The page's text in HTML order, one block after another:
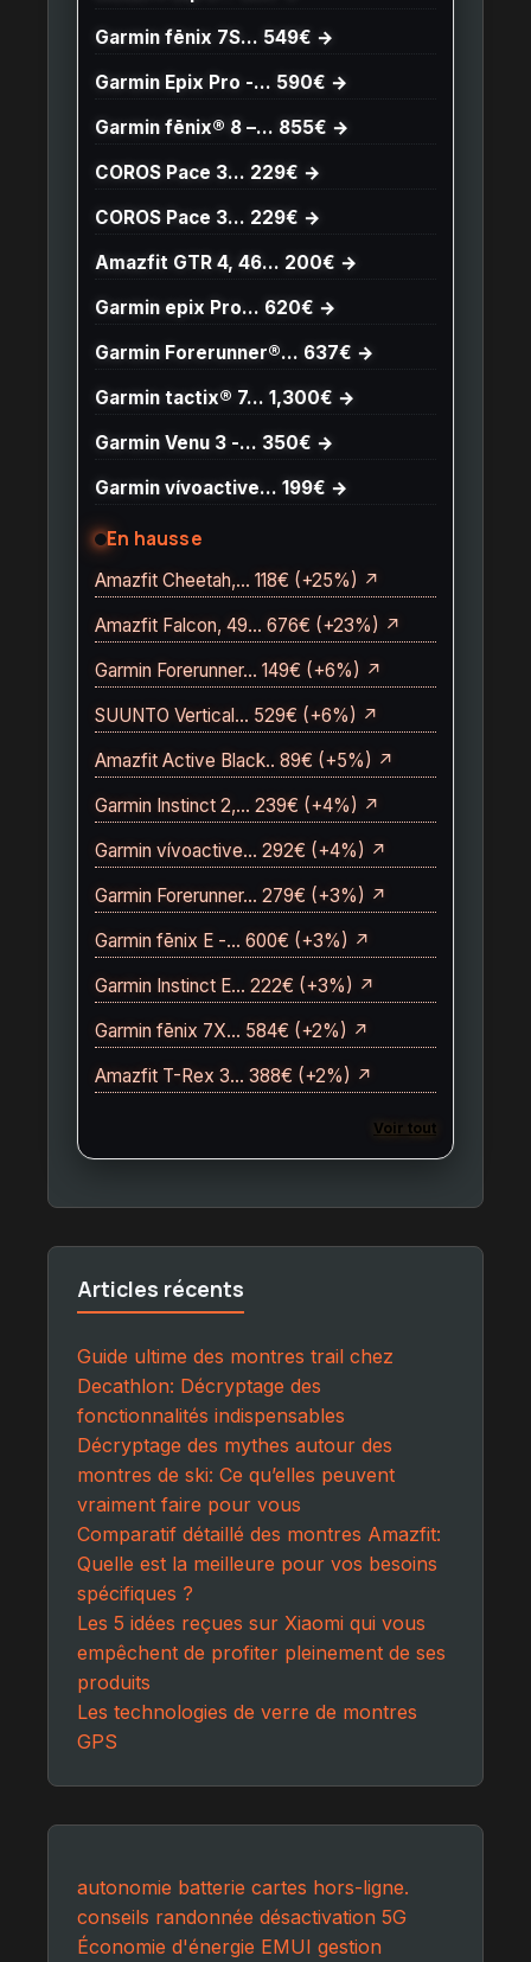
Garmin fēnix 7S… 549€ →
Garmin Epix Pro -… 590€ →
Garmin fēnix® 8 –… 855€ →
COROS Pace 3… 229€ →
COROS Pace 3… 229€ →
Amazfit GTR 4, 46… 200€ →
Garmin epix Pro… 620€ →
Garmin Forerunner®… 637€ →
Garmin tactix® 7… 1,300€ →
Garmin Venu 3 -… 350€ →
Garmin vívoactive… 199€ →
En hausse
Amazfit Cheetah,… 118€ (+25%) ↗
Amazfit Falcon, 49… 676€ (+23%) ↗
Garmin Forerunner… 149€ (+6%) ↗
SUUNTO Vertical… 529€ (+6%) ↗
Amazfit Active Black.. 89€ (+5%) ↗
Garmin Instinct 2,… 239€ (+4%) ↗
Garmin vívoactive… 292€ (+4%) ↗
Garmin Forerunner… 279€ (+3%) ↗
Garmin fēnix E -… 600€ (+3%) ↗
Garmin Instinct E… 222€ (+3%) ↗
Garmin fēnix 7X… 584€ (+2%) ↗
Amazfit T-Rex 3… 388€ (+2%) ↗
Voir tout
Articles récents
Guide ultime des montres trail chez
Decathlon: Décryptage des
fonctionnalités indispensables
Décryptage des mythes autour des
montres de ski: Ce qu’elles peuvent
vraiment faire pour vous
Comparatif détaillé des montres Amazfit:
Quelle est la meilleure pour vos besoins
spécifiques ?
Les 5 idées reçues sur Xiaomi qui vous
empêchent de profiter pleinement de ses
produits
Les technologies de verre de montres
GPS
autonomie batterie cartes hors-ligne.
conseils randonnée désactivation 5G
Économie d'énergie EMUI gestion